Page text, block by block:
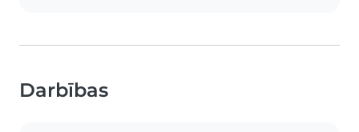
Darbības